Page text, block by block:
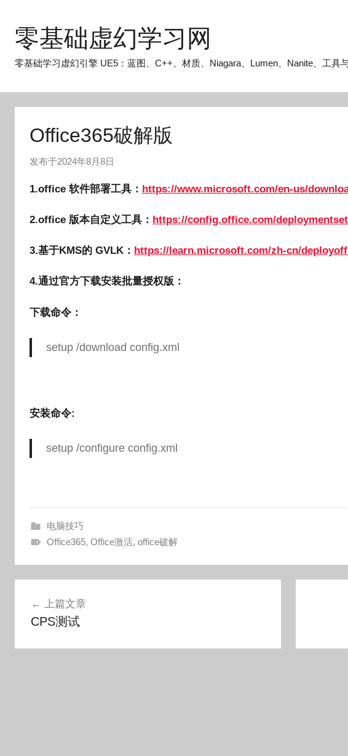
零基础虚幻学习网
零基础学习虚幻引擎 UE5：蓝图、C++、材质、Niagara、Lumen、Nanite、工具
Office365破解版
发布于2024年8月8日
:
k
o
g
o
1.office 软件部署工具： https://www.microsoft.com/en-us/
2.office 版本自定义工具： https://config.office.com/
3.基于KMS的 GVLK： https://learn.microsoft.com/zh-cn/
4.通过官方下载安装批量授权版：
下载命令：
setup /download config.xml
安装命令:
setup /configure config.xml
电脑技巧
Office365, Office激活, office破解
上篇文章
CPS测试